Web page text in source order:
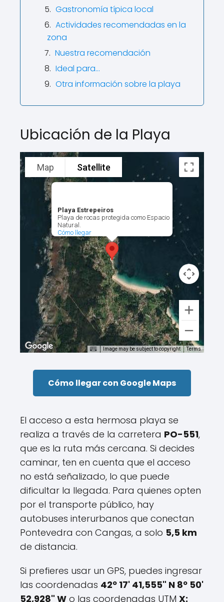
Gastronomía típica local
Actividades recomendadas en la
zona
Nuestra recomendación
Ideal para…
Otra información sobre la playa
Ubicación de la Playa
Playa Estrepeiros
Playa de rocas protegida como Espacio
Natural.
Cómo llegar
Map Satellite
Image may be subject to copyright Terms
Cómo llegar con Google Maps
El acceso a esta hermosa playa se
realiza a través de la carretera PO-551,
que es la ruta más cercana. Si decides
caminar, ten en cuenta que el acceso
no está señalizado, lo que puede
dificultar la llegada. Para quienes opten
por el transporte público, hay
autobuses interurbanos que conectan
Pontevedra con Cangas, a solo 5,5 km
de distancia.
Si prefieres usar un GPS, puedes ingresar
las coordenadas 42º 17' 41,555" N 8º 50'
52,928" W o las coordenadas UTM X: